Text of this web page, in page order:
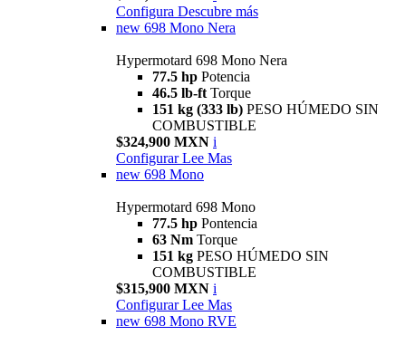
Configura Descubre más
new 698 Mono Nera
Hypermotard 698 Mono Nera
77.5 hp Potencia
46.5 lb-ft Torque
151 kg (333 lb) PESO HÚMEDO SIN
COMBUSTIBLE
$324,900 MXN i
Configurar Lee Mas
new 698 Mono
Hypermotard 698 Mono
77.5 hp Pontencia
63 Nm Torque
151 kg PESO HÚMEDO SIN
COMBUSTIBLE
$315,900 MXN i
Configurar Lee Mas
new 698 Mono RVE